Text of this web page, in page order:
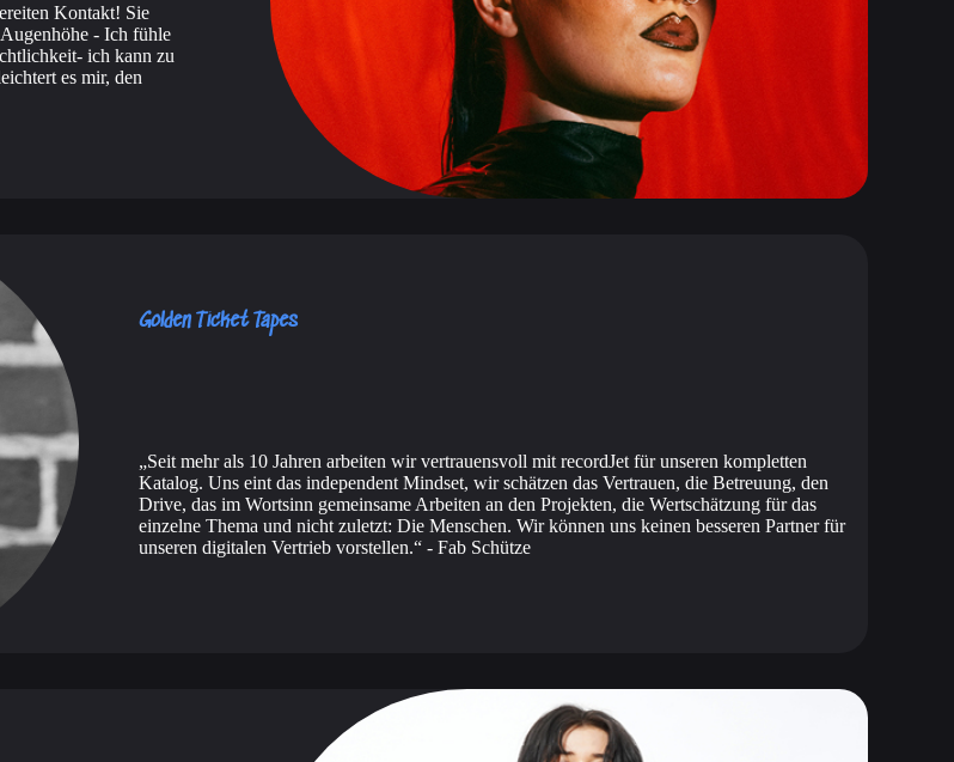
Kontakt! Sie
- Ich fühle
ich kann zu
es mir, den
Golden Ticket Tapes
Seit mehr als 10 Jahren arbeiten wir vertrauensvoll mit recordJet für unseren kompletten
Katalog. Uns eint das independent Mindset, wir schätzen das Vertrauen, die Betreuung, den
Drive, das im Wortsinn gemeinsame Arbeiten an den Projekten, die Wertschätzung für das
einzelne Thema und nicht zuletzt: Die Menschen. Wir können uns keinen besseren Partner für
unseren digitalen Vertrieb vorstellen.
- Fab Schütze